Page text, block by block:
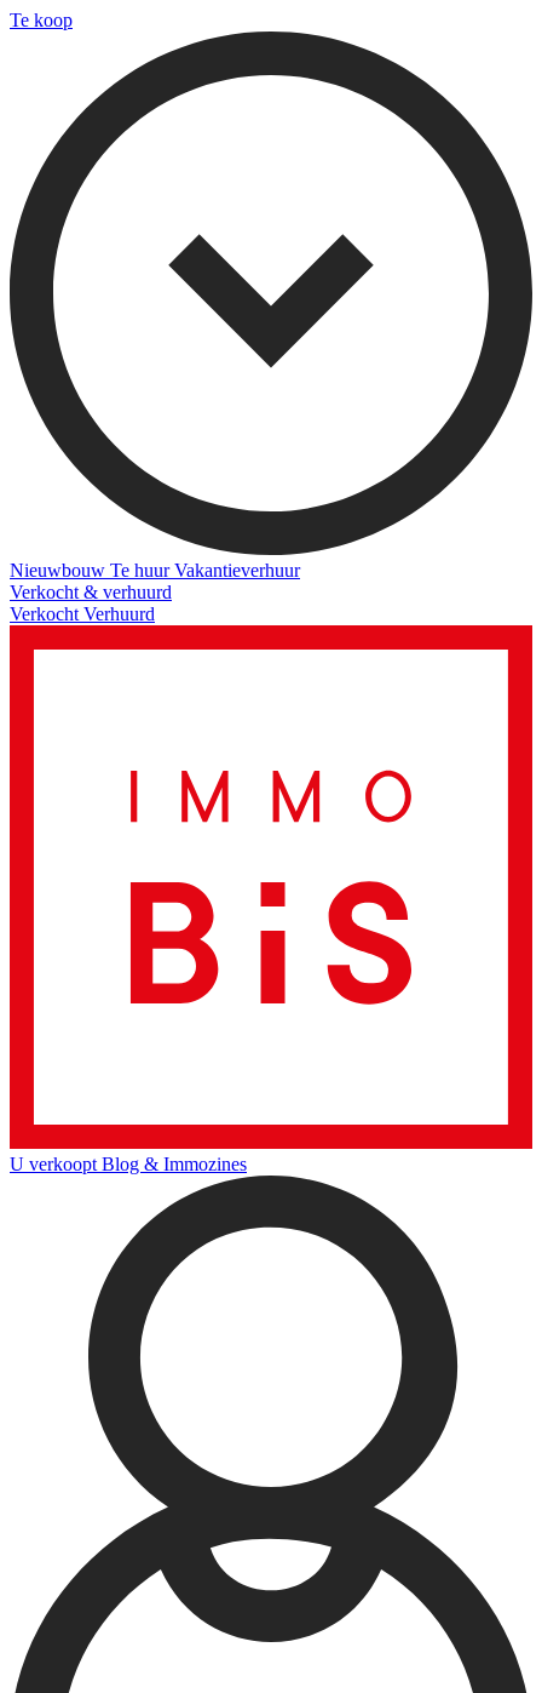
Te koop
Nieuwbouw Te huurVakantieverhuur
Verkocht & verhuurd
Verkocht Verhuurd
U verkoopt Blog & Immozines